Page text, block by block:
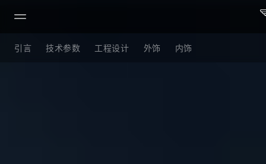
Vantage S
引言 技术参数 工程设计 外饰 内饰